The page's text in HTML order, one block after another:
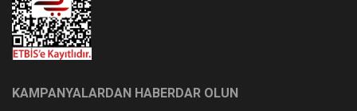
KAMPANYALARDAN HABERDAR OLUN